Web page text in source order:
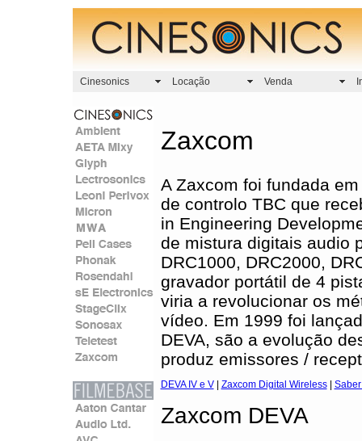
Cinesonics Locação Venda
Zaxcom
A Zaxcom foi fundada
de controlo TBC que
in Engineering
de mistura digitais audio
DRC1000, DRC2000,
gravador portátil de 4
viria a revolucionar os
vídeo. Em 1999 foi
DEVA, são a evolução
produz emissores /
DEVA IV e V| Zaxcom Digital Wireless|
Zaxcom DEVA